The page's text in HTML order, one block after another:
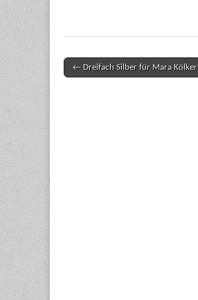
Post navigation
← Dreifach Silber für Mara Kölker